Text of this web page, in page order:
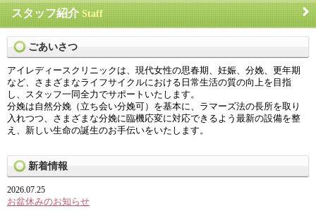
スタッフ紹介 Staff
ごあいさつ
アイレディースクリニックは、現代女性の思春期、妊娠、分娩、更年期
など、さまざまなライフサイクルにおける日常生活の質の向上を目指
し、スタッフ一同全力でサポートいたします。
分娩は自然分娩（立ち会い分娩可）を基本に、ラマーズ法の長所を取り
入れつつ、さまざまな分娩に臨機応変に対応できるよう最新の設備を整
え、新しい生命の誕生のお手伝いをいたします。
新着情報
2026.07.25
お盆休みのお知らせ